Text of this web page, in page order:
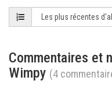
Commentaires et
Wimpy (4